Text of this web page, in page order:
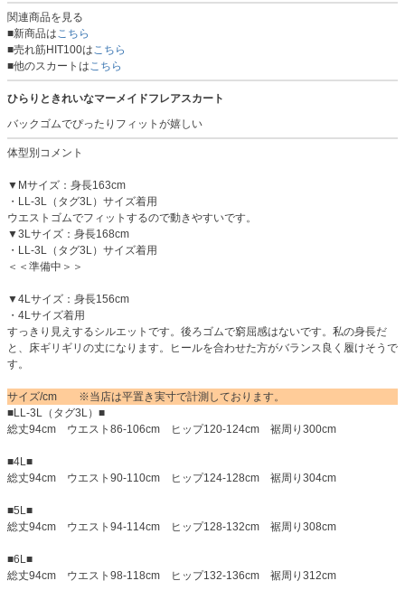
関連商品を見る
■新商品はこちら
■売れ筋HIT100はこちら
■他のスカートはこちら
ひらりときれいなマーメイドフレアスカート
バックゴムでぴったりフィットが嬉しい
体型別コメント
▼Mサイズ：身長163cm
・LL-3L（タグ3L）サイズ着用
ウエストゴムでフィットするので動きやすいです。
▼3Lサイズ：身長168cm
・LL-3L（タグ3L）サイズ着用
＜＜準備中＞＞
▼4Lサイズ：身長156cm
・4Lサイズ着用
すっきり見えするシルエットです。後ろゴムで窮屈感はないです。私の身長だ
と、床ギリギリの丈になります。ヒールを合わせた方がバランス良く履けそうで
す。
サイズ/cm ※当店は平置き実寸で計測しております。
■LL-3L（タグ3L）■
総丈94cm ウエスト86-106cm ヒップ120-124cm 裾周り300cm
■4L■
総丈94cm ウエスト90-110cm ヒップ124-128cm 裾周り304cm
■5L■
総丈94cm ウエスト94-114cm ヒップ128-132cm 裾周り308cm
■6L■
総丈94cm ウエスト98-118cm ヒップ132-136cm 裾周り312cm